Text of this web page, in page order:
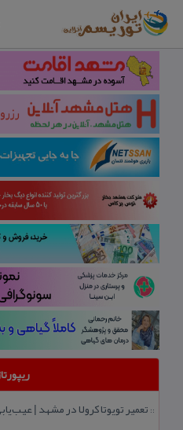
:: تعمیر تویوتا كرولا در مشهد |